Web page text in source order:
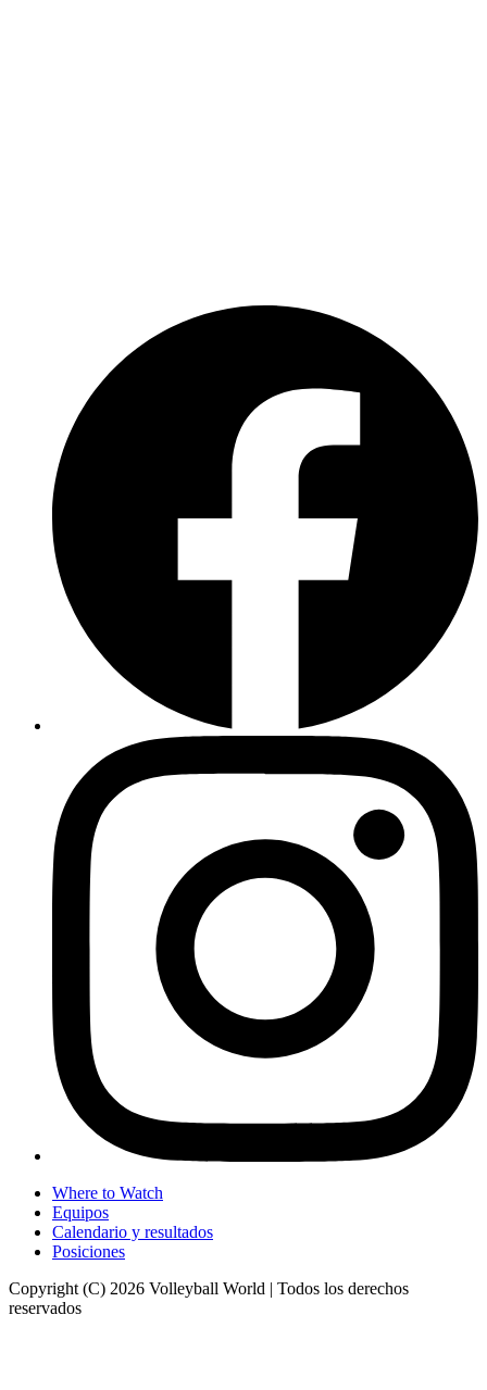
Where to Watch
Equipos
Calendario y resultados
Posiciones
Copyright (C) 2026 Volleyball World | Todos los derechos
reservados